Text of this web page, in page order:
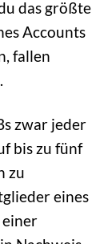
das größte
Accounts
fallen
zwar jeder
bis zu fünf
zu
eines
einer